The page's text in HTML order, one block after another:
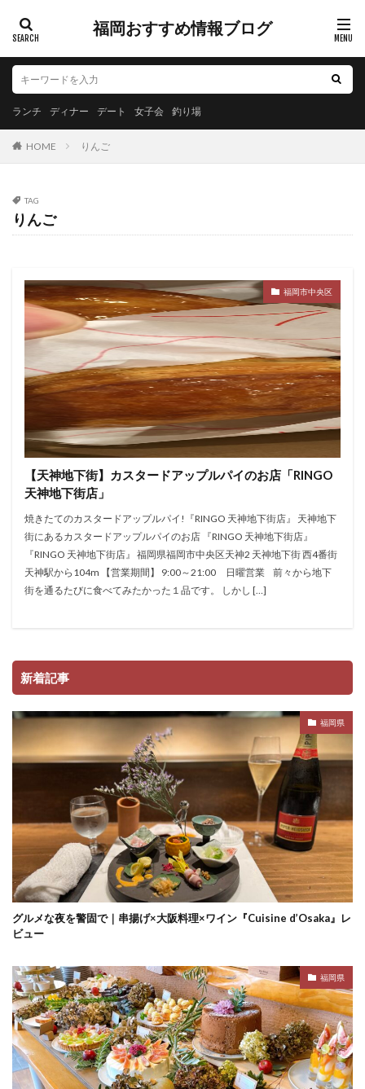
福岡おすすめ情報ブログ
ランチ ディナー デート 女子会 釣り場
HOME りんご
TAG
りんご
福岡市中央区
【天神地下街】カスタードアップルパイのお店「RINGO
天神地下街店」
焼きたてのカスタードアップルパイ!『RINGO 天神地下街店』 天神地下
街にあるカスタードアップルパイのお店 『RINGO 天神地下街店』
『RINGO 天神地下街店』 福岡県福岡市中央区天神2 天神地下街 西4番街
天神駅から104m 【営業期間】 9:00～21:00 日曜営業 前々から地下
街を通るたびに食べてみたかった１品です。 しかし […]
新着記事
福岡県
グルメな夜を警固で｜串揚げ×大阪料理×ワイン『Cuisine d’Osaka』レ
ビュー
福岡県